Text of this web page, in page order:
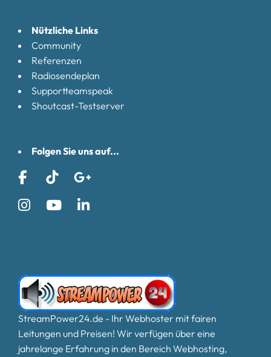
Nützliche Links
Community
Referenzen
Radiosendeplan
Supportteamspeak
Shoutcast-Testserver
Folgen Sie uns auf...
StreamPower24.de - Ihr Webhoster mit fairen
Leitungen und Preisen! Wir verfügen über eine
jahrelange Erfahrung in den Bereich Webhosting,